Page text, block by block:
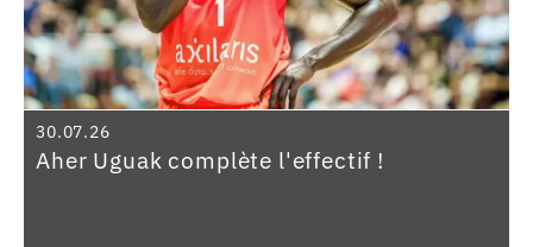
30.07.26
Aher Uguak complète l'effectif !